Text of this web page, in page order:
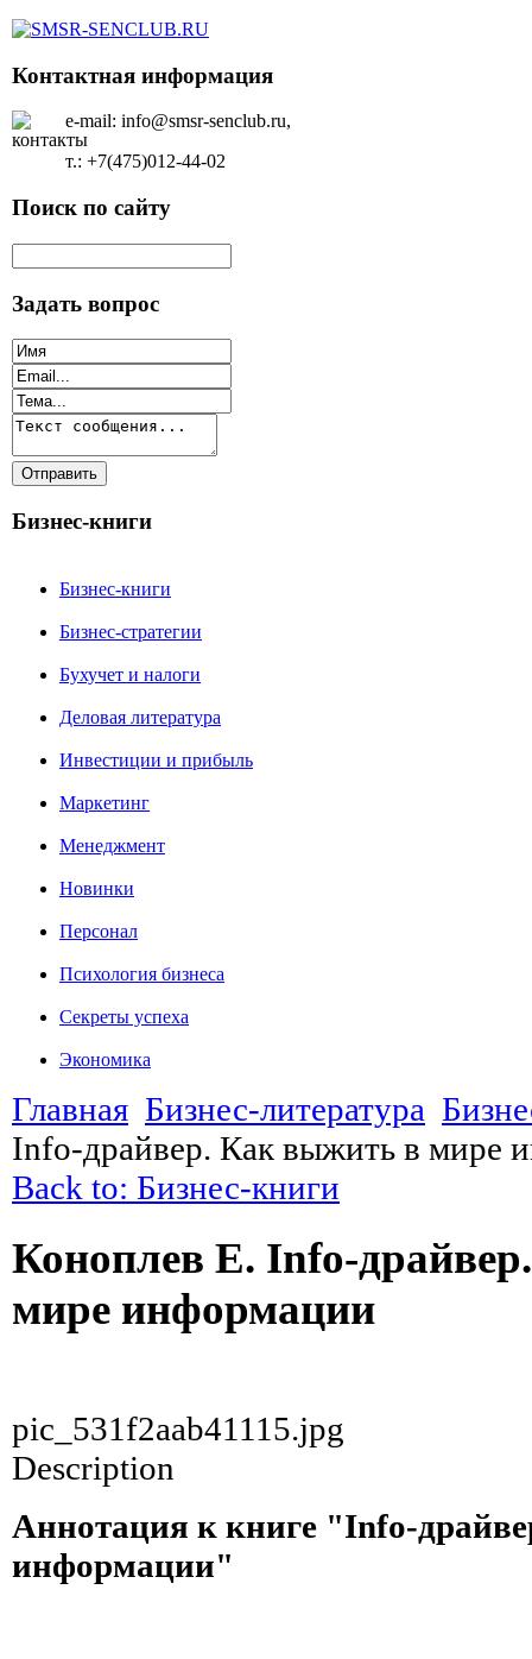
Контактная информация
e-mail: info@smsr-senclub.ru,
т.: +7(475)012-44-02
Поиск по сайту
Задать вопрос
Бизнес-книги
Бизнес-книги
Бизнес-стратегии
Бухучет и налоги
Деловая литература
Инвестиции и прибыль
Маркетинг
Менеджмент
Новинки
Персонал
Психология бизнеса
Секреты успеха
Экономика
Главная Бизнес-литература
Info-драйвер. Как выжить в мире
Back to: Бизнес-книги
Коноплев Е. Info-
мире информации
pic_531f2aab41115.jpg
Description
Аннотация к книге "Info-
информации"